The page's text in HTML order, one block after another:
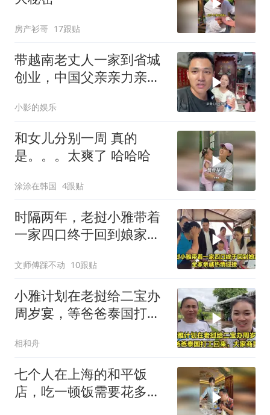
房产衫哥 17跟贴
带越南老丈人一家到省城
创业，中国父亲亲力亲
小影的娱乐
和女儿分别一周 真的
是。。。太爽了 哈哈哈
涂涂在韩国 4跟贴
时隔两年，老挝小雅带着
一家四口终于回到娘家，
文师傅踩不动 10跟贴
小雅计划在老挝给二宝办
周岁宴，等爸爸泰国打工
相和舟
七个人在上海的和平饭
店，吃一顿饭需要花多少